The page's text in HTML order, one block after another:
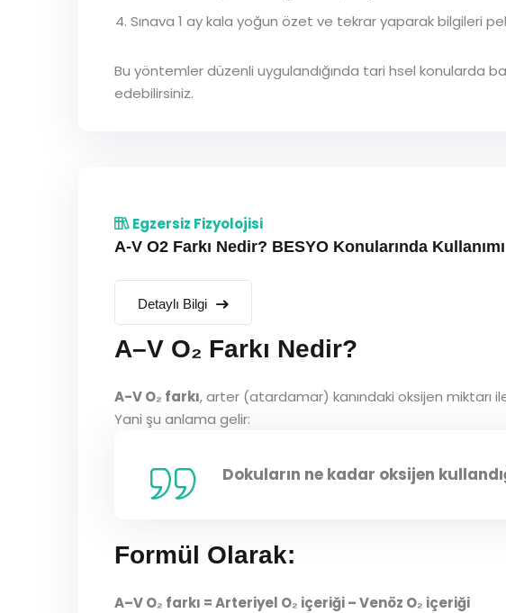
Sınava 1 ay kala yoğun özet ve tekrar yaparak bilgileri
Bu yöntemler düzenli uygulandığında tari hsel konularda
edebilirsiniz.
Egzersiz Fizyolojisi
A-V O2 Farkı Nedir? BESYO Konularında Kullanımı
Detaylı Bilgi
A–V O₂ Farkı Nedir?
A-V O₂ farkı, arter (atardamar) kanındaki oksijen miktarı
Yani şu anlama gelir:
Dokuların ne kadar oksijen
Formül Olarak:
A–V O₂ farkı = Arteriyel O₂ içeriği – Venöz O₂ içeriği